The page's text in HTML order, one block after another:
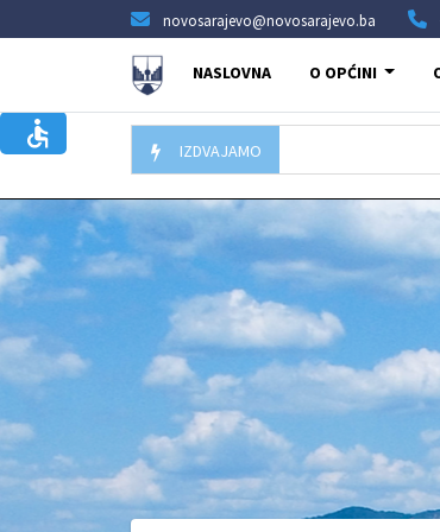
novosarajevo@novosarajevo.ba
NASLOVNA O OPĆINI
IZDVAJAMO